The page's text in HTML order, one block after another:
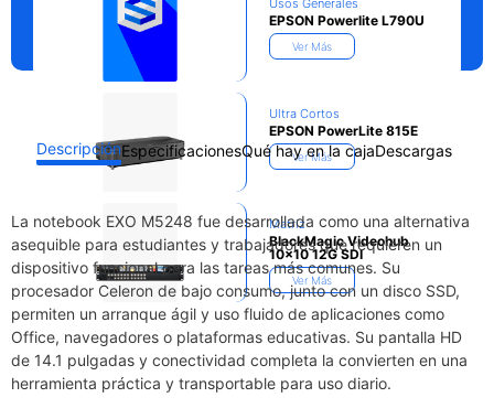
EPSON Powerlite L790U
Ver Más
Ultra Cortos
EPSON PowerLite 815E
Ver Más
Matriz
BlackMagic Videohub
10×10 12G SDI
Ver Más
DescripciónEspecificacionesQué hay en la cajaDescargas
La notebook EXO M5248 fue desarrollada como una alternativa
asequible para estudiantes y trabajadores que requieren un
dispositivo funcional para las tareas más comunes. Su
procesador Celeron de bajo consumo, junto con un disco SSD,
permiten un arranque ágil y uso fluido de aplicaciones como
Office, navegadores o plataformas educativas. Su pantalla HD
de 14.1 pulgadas y conectividad completa la convierten en una
herramienta práctica y transportable para uso diario.